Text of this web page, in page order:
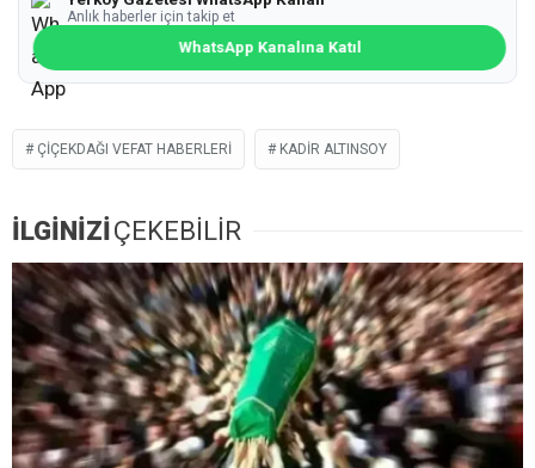
Anlık haberler için takip et
WhatsApp Kanalına Katıl
ÇIÇEKDAĞI VEFAT HABERLERI KADIR ALTINSOY
İLGİNİZİ ÇEKEBİLİR